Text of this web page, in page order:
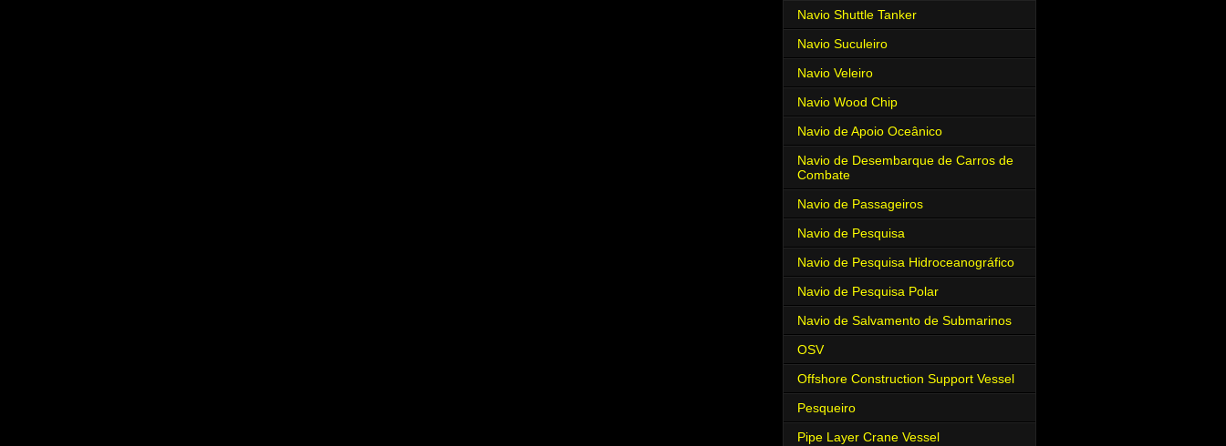
Navio Shuttle Tanker
Navio Suculeiro
Navio Veleiro
Navio Wood Chip
Navio de Apoio Oceânico
Navio de Desembarque de Carros de
Combate
Navio de Passageiros
Navio de Pesquisa
Navio de Pesquisa Hidroceanográfico
Navio de Pesquisa Polar
Navio de Salvamento de Submarinos
OSV
Offshore Construction Support Vessel
Pesqueiro
Pipe Layer Crane Vessel